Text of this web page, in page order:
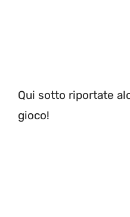
Qui sotto riportate
gioco!